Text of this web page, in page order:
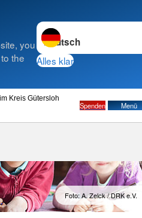
you
the
Sprache wechseln zu
Alles klar
Kreis Gütersloh
Spenden Menü
Foto: A. Zelck / DRK e.V.